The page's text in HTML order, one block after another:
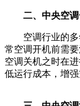
二、中央空调
空调行业的多
常空调开机前需
空调关机之时在
低运行成本，增强